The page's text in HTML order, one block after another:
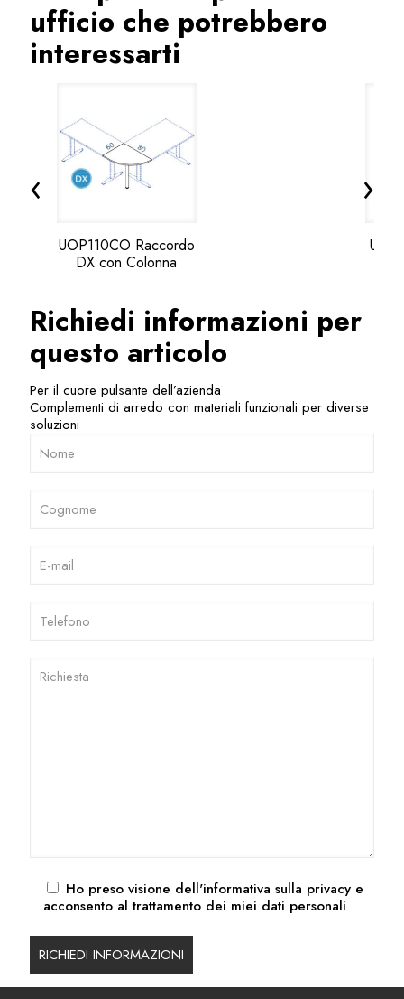
ufficio che potrebbero
interessarti
UOP110CO Raccordo
DX con Colonna
‹ ›
Richiedi informazioni per
questo articolo
Per il cuore pulsante dell’azienda
Complementi di arredo con materiali funzionali per diverse
soluzioni
Ho preso visione dell'informativa sulla privacy e
acconsento al trattamento dei miei dati personali